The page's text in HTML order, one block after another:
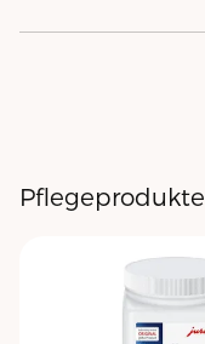
Pflegeprodukte